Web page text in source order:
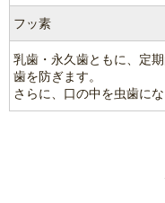
フッ素
乳歯・永久歯ともに、定
歯を防ぎます。
さらに、口の中を虫歯に